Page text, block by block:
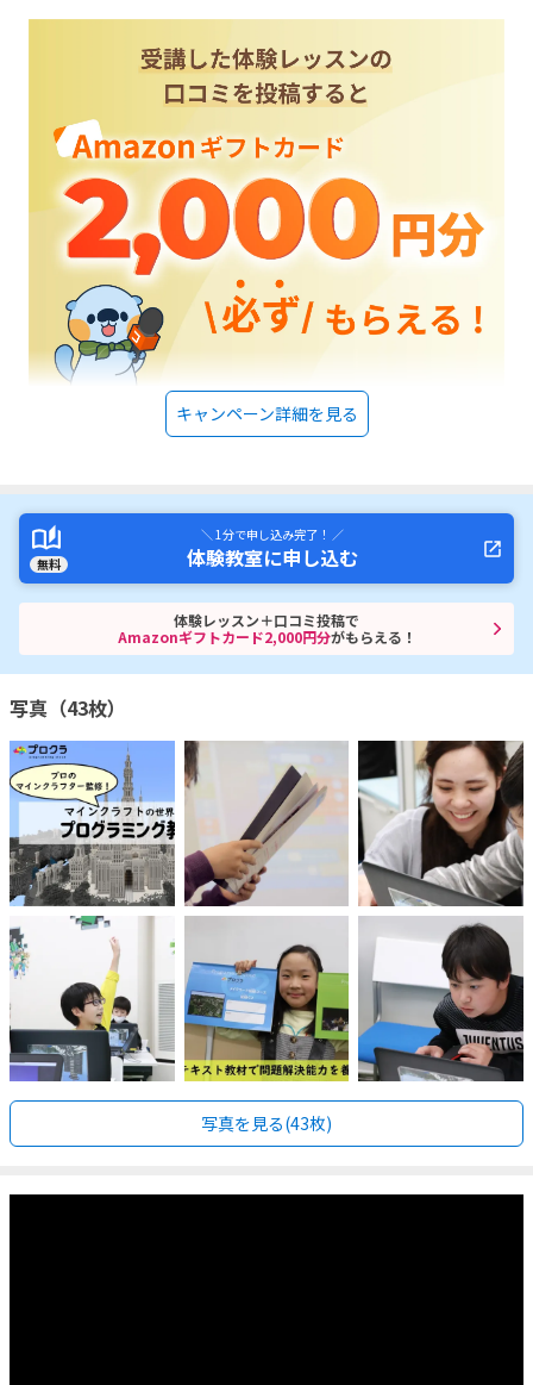
キャンペーン詳細を見る
無料
＼ 1分で申し込み完了！ ／
体験教室に申し込む
体験レッスン＋口コミ投稿で
Amazonギフトカード2,000円分がもらえる！
写真（43枚）
写真を見る(43枚)